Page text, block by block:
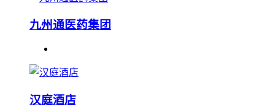
九州通医药集团
汉庭酒店